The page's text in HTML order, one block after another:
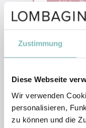
Zustimmung
Diese Webseite
Wir verwenden
personalisieren,
zu können und die
All-In-
Warum